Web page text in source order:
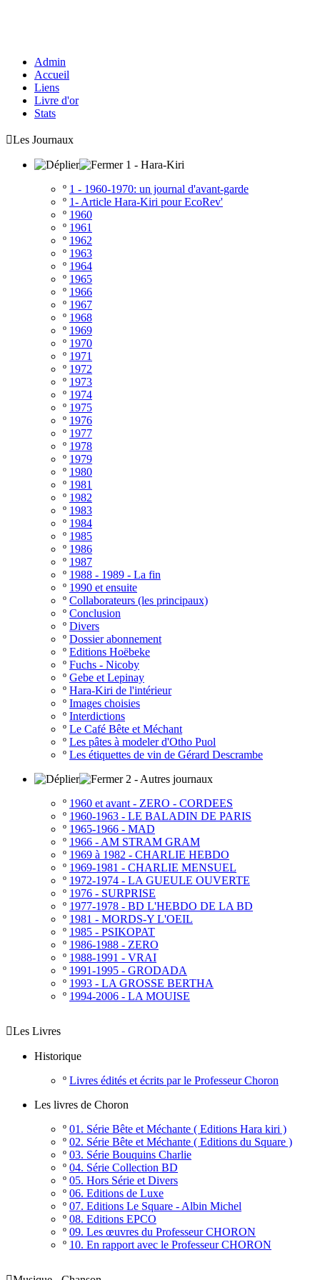
Admin
Accueil
Liens
Livre d'or
Stats
Les Journaux
1 - Hara-Kiri
º 1 - 1960-1970: un journal d'avant-garde
º 1- Article Hara-Kiri pour EcoRev'
º 1960
º 1961
º 1962
º 1963
º 1964
º 1965
º 1966
º 1967
º 1968
º 1969
º 1970
º 1971
º 1972
º 1973
º 1974
º 1975
º 1976
º 1977
º 1978
º 1979
º 1980
º 1981
º 1982
º 1983
º 1984
º 1985
º 1986
º 1987
º 1988 - 1989 - La fin
º 1990 et ensuite
º Collaborateurs (les principaux)
º Conclusion
º Divers
º Dossier abonnement
º Editions Hoëbeke
º Fuchs - Nicoby
º Gebe et Lepinay
º Hara-Kiri de l'intérieur
º Images choisies
º Interdictions
º Le Café Bête et Méchant
º Les pâtes à modeler d'Otho Puol
º Les étiquettes de vin de Gérard Descrambe
2 - Autres journaux
º 1960 et avant - ZERO - CORDEES
º 1960-1963 - LE BALADIN DE PARIS
º 1965-1966 - MAD
º 1966 - AM STRAM GRAM
º 1969 à 1982 - CHARLIE HEBDO
º 1969-1981 - CHARLIE MENSUEL
º 1972-1974 - LA GUEULE OUVERTE
º 1976 - SURPRISE
º 1977-1978 - BD L'HEBDO DE LA BD
º 1981 - MORDS-Y L'OEIL
º 1985 - PSIKOPAT
º 1986-1988 - ZERO
º 1988-1991 - VRAI
º 1991-1995 - GRODADA
º 1993 - LA GROSSE BERTHA
º 1994-2006 - LA MOUISE
Les Livres
Historique
º Livres édités et écrits par le Professeur Choron
Les livres de Choron
º 01. Série Bête et Méchante ( Editions Hara kiri )
º 02. Série Bête et Méchante ( Editions du Square )
º 03. Série Bouquins Charlie
º 04. Série Collection BD
º 05. Hors Série et Divers
º 06. Editions de Luxe
º 07. Editions Le Square - Albin Michel
º 08. Editions EPCO
º 09. Les œuvres du Professeur CHORON
º 10. En rapport avec le Professeur CHORON